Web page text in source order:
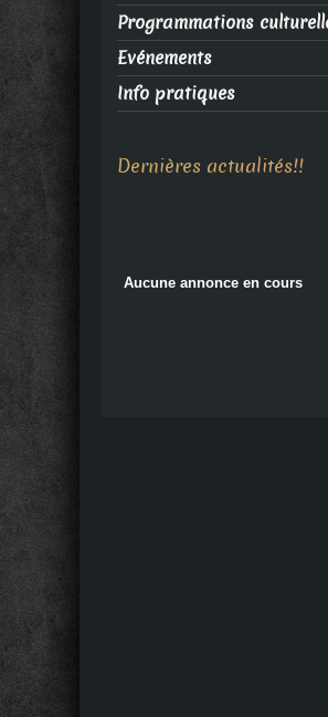
Programmations
Evénements
Info pratiques
Dernières actualités!!
Aucune annonce en cours
Aucune annonce en cours